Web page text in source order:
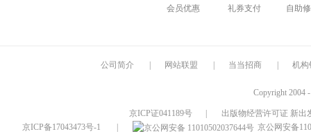
会员优惠
礼券支付
自助
公司简介 网站联盟 当当招商 机构
Copyright 2004
京ICP证041189号
出版物经营许可证 新出
京ICP备17043473号-1
京公网安备